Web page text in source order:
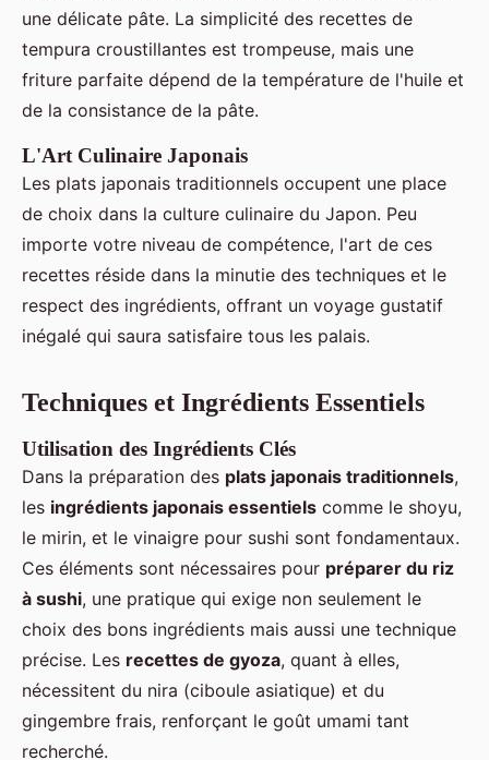
une délicate pâte. La simplicité des recettes de
tempura croustillantes est trompeuse, mais une
friture parfaite dépend de la température de l'huile et
de la consistance de la pâte.
L'Art Culinaire Japonais
Les plats japonais traditionnels occupent une place
de choix dans la culture culinaire du Japon. Peu
importe votre niveau de compétence, l'art de ces
recettes réside dans la minutie des techniques et le
respect des ingrédients, offrant un voyage gustatif
inégalé qui saura satisfaire tous les palais.
Techniques et Ingrédients Essentiels
Utilisation des Ingrédients Clés
Dans la préparation des plats japonais traditionnels,
les ingrédients japonais essentiels comme le shoyu,
le mirin, et le vinaigre pour sushi sont fondamentaux.
Ces éléments sont nécessaires pour préparer du riz
à sushi, une pratique qui exige non seulement le
choix des bons ingrédients mais aussi une technique
précise. Les recettes de gyoza, quant à elles,
nécessitent du nira (ciboule asiatique) et du
gingembre frais, renforçant le goût umami tant
recherché.